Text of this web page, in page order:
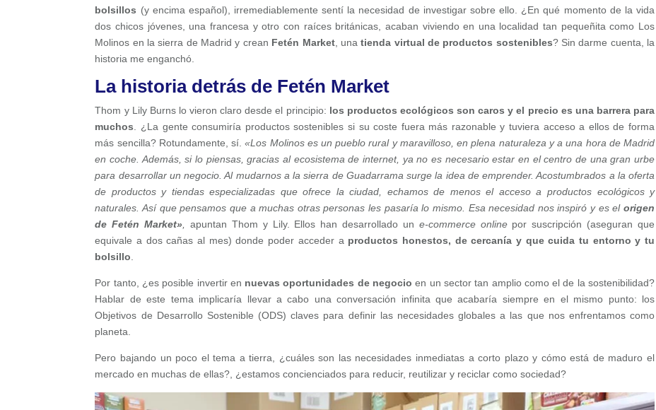
bolsillos (y encima español), irremediablemente sentí la necesidad de investigar sobre ello. ¿En qué momento de la vida
dos chicos jóvenes, una francesa y otro con raíces británicas, acaban viviendo en una localidad tan pequeñita como Los
Molinos en la sierra de Madrid y crean Fetén Market, unatienda virtual de productos sostenibles? Sin darme cuenta, la
historia me enganchó.
La historia detrás de Fetén Market
Thom y Lily Burns lo vieron claro desde el principio: los productos ecológicos son caros y el precio es una barrera para
muchos . ¿La gente consumiría productos sostenibles si su coste fuera más razonable y tuviera acceso a ellos de forma
más sencilla? Rotundamente, sí.«Los Molinos es un pueblo rural y maravilloso, en plena naturaleza y a una hora de Madrid
en coche. Además, si lo piensas, gracias al ecosistema de internet, ya no es necesario estar en el centro de una gran urbe
para desarrollar un negocio. Al mudarnos a la sierra de Guadarrama surge la idea de emprender. Acostumbrados a la oferta
de productos y tiendas especializadas que ofrece la ciudad, echamos de menos el acceso a productos ecológicos y
naturales. Así que pensamos que a muchas otras personas les pasaría lo mismo. Esa necesidad nos inspiró y es elorigen
de Fetén Market»
apuntan Thom y Lily. Ellos han desarrollado un e-commerce onlinepor suscripción (aseguran que
equivale a dos cañas al mes) donde poder acceder a productos honestos, de cercanía y que cuida tu entorno y tu
bolsillo
Por tanto, ¿es posible invertir en nuevas oportunidades de negocio en un sector tan amplio como el de la sostenibilidad?
Hablar de este tema implicaría llevar a cabo una conversación infinita que acabaría siempre en el mismo punto: los
Objetivos de Desarrollo Sostenible (ODS) claves para definir las necesidades globales a las que nos enfrentamos como
planeta.
Pero bajando un poco el tema a tierra, ¿cuáles son las necesidades inmediatas a corto plazo y cómo está de maduro el
mercado en muchas de ellas?, ¿estamos concienciados para reducir, reutilizar y reciclar como sociedad?